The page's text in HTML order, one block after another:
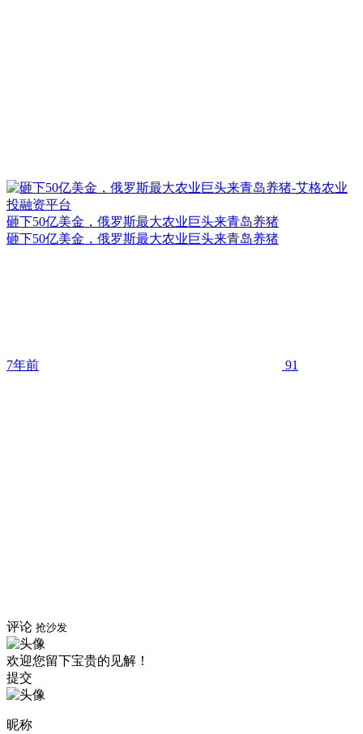
砸下50亿美金，俄罗斯最大农业巨头来青岛养猪
砸下50亿美金，俄罗斯最大农业巨头来青岛养猪
7年前 91
评论 抢沙发
欢迎您留下宝贵的见解！
提交
昵称